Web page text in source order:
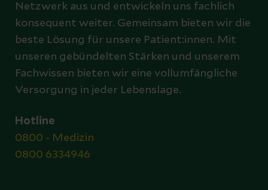
Netzwerk aus und entwickeln uns fachlich
konsequent weiter. Gemeinsam bieten wir die
beste Lösung für unsere Patient:innen. Mit
unseren gebündelten Stärken und unserem
Fachwissen bieten wir eine vollumfängliche
Versorgung in jeder Lebenslage.
Hotline
0800 - Medizin
0800 6334946